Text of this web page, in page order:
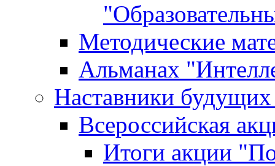
Методические
Альманах
Наставники
Всероссийская
Итоги акции